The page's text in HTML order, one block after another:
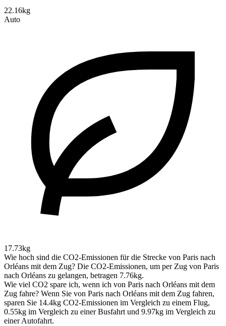
22.16kg
Auto
17.73kg
Wie hoch sind die CO2-Emissionen für die Strecke von Paris nach
Orléans mit dem Zug? Die CO2-Emissionen, um per Zug von Paris
nach Orléans zu gelangen, betragen 7.76kg.
Wie viel CO2 spare ich, wenn ich von Paris nach Orléans mit dem
Zug fahre? Wenn Sie von Paris nach Orléans mit dem Zug fahren,
sparen Sie 14.4kg CO2-Emissionen im Vergleich zu einem Flug,
0.55kg im Vergleich zu einer Busfahrt und 9.97kg im Vergleich zu
einer Autofahrt.